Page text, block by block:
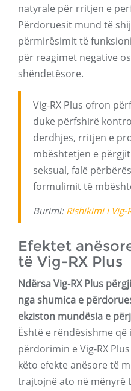
natyrale për rritjen e
Përdoruesit mund të
përmirësimit të
për reagimet negative
shëndetësore.
Vig-RX Plus ofron
duke përfshirë
derdhjes, rritjen e
mbështetjen e
seksual, falë
formulimit të
Burimi: Rishikimi i Vig-
Efektet
të Vig-RX Plus
Ndërsa Vig-RX Plus
nga shumica e
ekziston mundësia e
Është e rëndësishme
përdorimin e Vig-RX
këto efekte anësore të
trajtojnë ato në mënyrë